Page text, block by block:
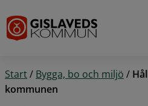
Start/ Bygga, bo och miljö /
kommunen